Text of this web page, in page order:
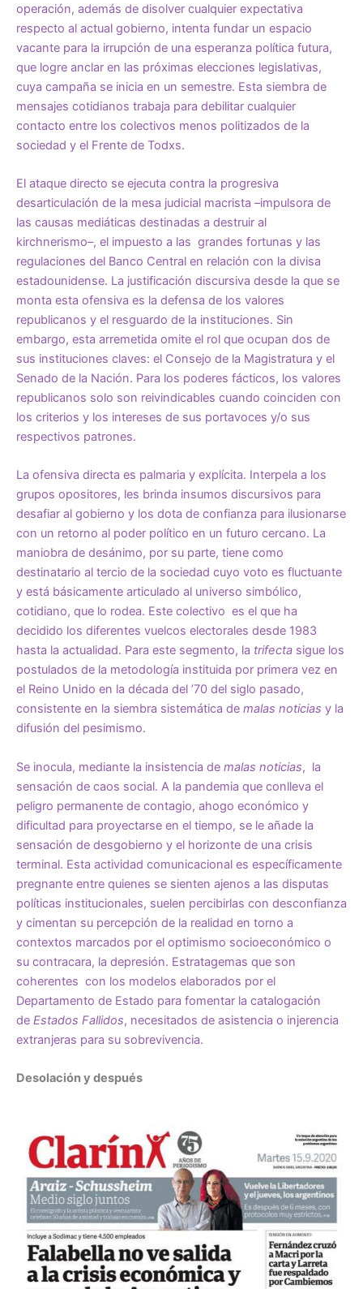
operación, además de disolver cualquier expectativa
respecto al actual gobierno, intenta fundar un espacio
vacante para la irrupción de una esperanza política futura,
que logre anclar en las próximas elecciones legislativas,
cuya campaña se inicia en un semestre. Esta siembra de
mensajes cotidianos trabaja para debilitar cualquier
contacto entre los colectivos menos politizados de la
sociedad y el Frente de Todxs.
El ataque directo se ejecuta contra la progresiva
desarticulación de la mesa judicial macrista –impulsora de
las causas mediáticas destinadas a destruir al
kirchnerismo–, el impuesto a las grandes fortunas y las
regulaciones del Banco Central en relación con la divisa
estadounidense. La justificación discursiva desde la que se
monta esta ofensiva es la defensa de los valores
republicanos y el resguardo de la instituciones. Sin
embargo, esta arremetida omite el rol que ocupan dos de
sus instituciones claves: el Consejo de la Magistratura y el
Senado de la Nación. Para los poderes fácticos, los valores
republicanos solo son reivindicables cuando coinciden con
los criterios y los intereses de sus portavoces y/o sus
respectivos patrones.
La ofensiva directa es palmaria y explícita. Interpela a los
grupos opositores, les brinda insumos discursivos para
desafiar al gobierno y los dota de confianza para ilusionarse
con un retorno al poder político en un futuro cercano. La
maniobra de desánimo, por su parte, tiene como
destinatario al tercio de la sociedad cuyo voto es fluctuante
y está básicamente articulado al universo simbólico,
cotidiano, que lo rodea. Este colectivo es el que ha
decidido los diferentes vuelcos electorales desde 1983
hasta la actualidad. Para este segmento, la trifecta sigue los
postulados de la metodología instituida por primera vez en
el Reino Unido en la década del ’70 del siglo pasado,
consistente en la siembra sistemática de malas noticias y la
difusión del pesimismo.
Se inocula, mediante la insistencia de malas noticias, la
sensación de caos social. A la pandemia que conlleva el
peligro permanente de contagio, ahogo económico y
dificultad para proyectarse en el tiempo, se le añade la
sensación de desgobierno y el horizonte de una crisis
terminal. Esta actividad comunicacional es específicamente
pregnante entre quienes se sienten ajenos a las disputas
políticas institucionales, suelen percibirlas con desconfianza
y cimentan su percepción de la realidad en torno a
contextos marcados por el optimismo socioeconómico o
su contracara, la depresión. Estratagemas que son
coherentes con los modelos elaborados por el
Departamento de Estado para fomentar la catalogación
de Estados Fallidos, necesitados de asistencia o injerencia
extranjeras para su sobrevivencia.
Desolación y después